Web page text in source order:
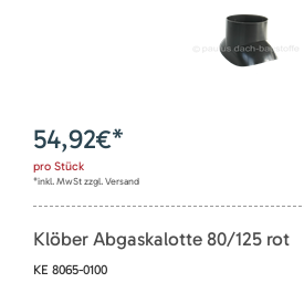
54,92€*
pro Stück
*inkl. MwSt zzgl. Versand
Klöber Abgaskalotte 80/125 rot
KE 8065-0100